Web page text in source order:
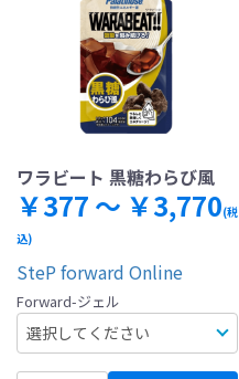
ワラビート 黒糖わらび風
￥377 ～ ￥3,770(税
込)
SteP forward Online
Forward-ジェル